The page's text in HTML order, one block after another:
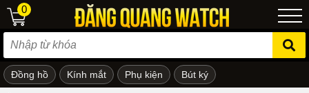
em
0
Đồng hồ Kính mắt Phụ kiện Bút ký